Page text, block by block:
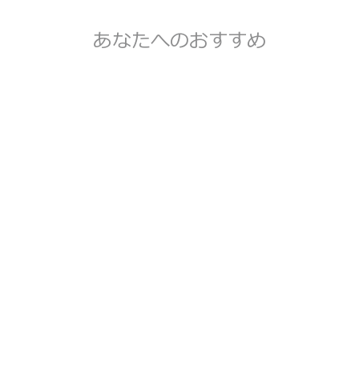
あなたへのおすすめ